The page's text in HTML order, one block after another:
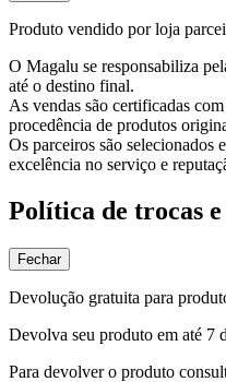
Produto vendido por loja
O Magalu se responsabiliza
até o destino final.
As vendas são certificadas
procedência de produtos
Os parceiros são selecionados
excelência no serviço e
Política de trocas e
Fechar
Devolução gratuita para
Devolva seu produto em até 7
Para devolver o produto